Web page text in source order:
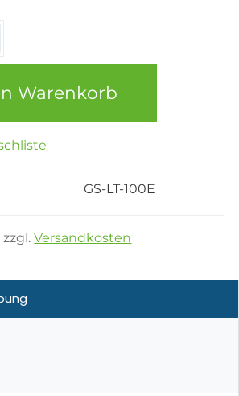
Warenkorb
GS-LT-100E
zzgl.Versandkosten